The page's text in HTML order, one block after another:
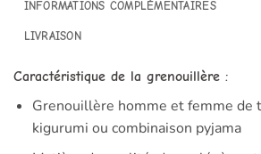
INFORMATIONS COMPLÉMENTAIRES
LIVRAISON
Caractéristique de la grenouillère :
Grenouillère homme et femme de
kigurumi ou combinaison pyjama